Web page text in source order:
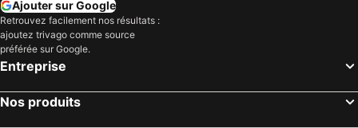
Ajouter sur Google
Retrouvez facilement nos résultats :
ajoutez trivago comme source
préférée sur Google.
Entreprise
Nos produits